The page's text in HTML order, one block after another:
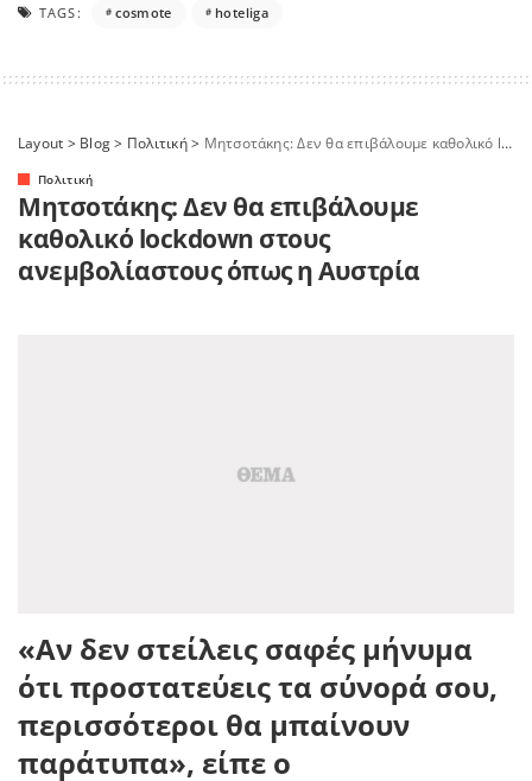
TAGS: cosmote hoteliga
Layout > Blog> Πολιτική> Μητσοτάκης: Δεν θα επιβάλουμε καθολικό lockdown στους ανεμβολίαστους όπως η Αυστρία
Πολιτική
Μητσοτάκης: Δεν θα επιβάλουμε
καθολικό lockdown στους
ανεμβολίαστους όπως η Αυστρία
«Αν δεν στείλεις σαφές μήνυμα
ότι προστατεύεις τα σύνορά σου,
περισσότεροι θα μπαίνουν
παράτυπα», είπε ο